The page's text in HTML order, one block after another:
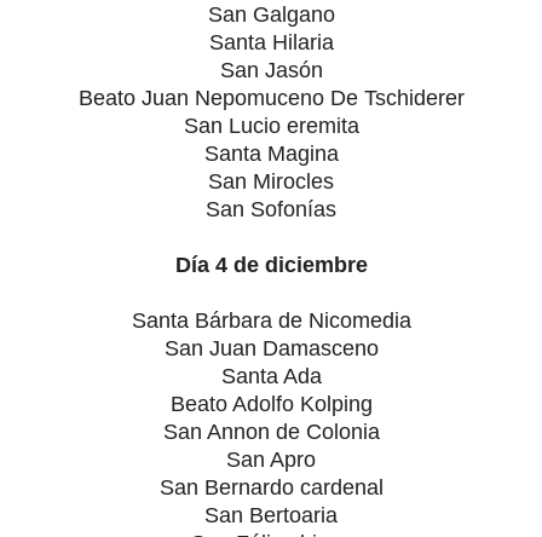
San Galgano
Santa Hilaria
San Jasón
Beato Juan Nepomuceno De Tschiderer
San Lucio eremita
Santa Magina
San Mirocles
San Sofonías
Día 4 de diciembre
Santa Bárbara de Nicomedia
San Juan Damasceno
Santa Ada
Beato Adolfo Kolping
San Annon de Colonia
San Apro
San Bernardo cardenal
San Bertoaria